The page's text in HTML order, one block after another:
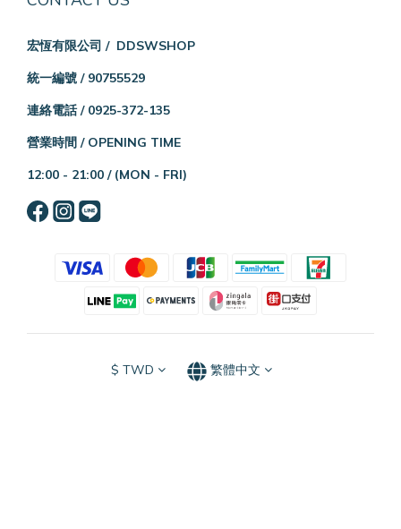
宏恆有限公司 / DDSWSHOP
統一編號 / 90755529
連絡電話 / 0925-372-135
營業時間 / OPENING TIME
12:00 - 21:00 / (MON - FRI)
$ TWD 繁體中文